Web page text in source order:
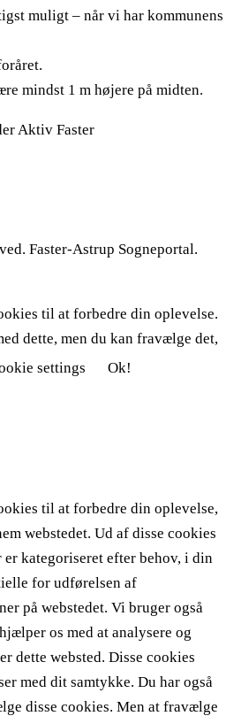
muligt – når vi har kommunens
mindst 1 m højere på midten.
Aktiv Faster
Faster-Astrup Sogneportal.
til at forbedre din oplevelse.
dette, men du kan fravælge det,
settings Ok!
til at forbedre din oplevelse,
webstedet. Ud af disse cookies
er kategoriseret efter behov, i din
for udførelsen af
på webstedet. Vi bruger også
os med at analysere og
dette websted. Disse cookies
med dit samtykke. Du har også
disse cookies. Men at fravælge